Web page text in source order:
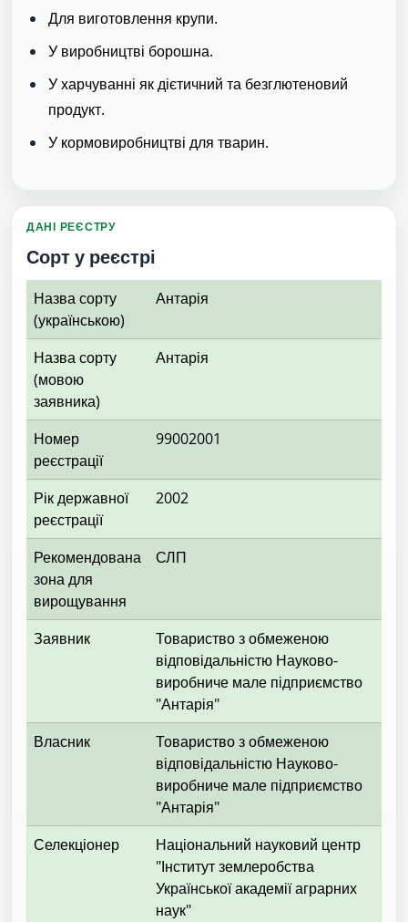
Для виготовлення крупи.
У виробництві борошна.
У харчуванні як дієтичний та безглютеновий
продукт.
У кормовиробництві для тварин.
ДАНІ РЕЄСТРУ
Сорт у реєстрі
Назва сорту
(українською)
Антарія
Назва сорту
(мовою
заявника)
Антарія
Номер
реєстрації
99002001
Рік державної
реєстрації
2002
Рекомендована
зона для
вирощування
СЛП
Заявник
Товариство з обмеженою
відповідальністю Науково-
виробниче мале підприємство
"Антарія"
Власник
Товариство з обмеженою
відповідальністю Науково-
виробниче мале підприємство
"Антарія"
Селекціонер
Національний науковий центр
"Інститут землеробства
Української академії аграрних
наук"